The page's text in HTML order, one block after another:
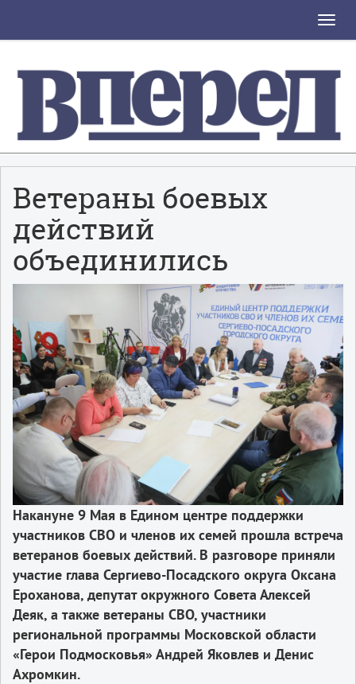
Toggle
Ветераны боевых
действий
объединились
Накануне 9 Мая в Едином центре поддержки
участников СВО и членов их семей прошла встреча
ветеранов боевых действий. В разговоре приняли
участие глава Сергиево-Посадского округа Оксана
Ероханова, депутат окружного Совета Алексей
Деяк, а также ветераны СВО, участники
региональной программы Московской области
«Герои Подмосковья» Андрей Яковлев и Денис
Ахромкин.